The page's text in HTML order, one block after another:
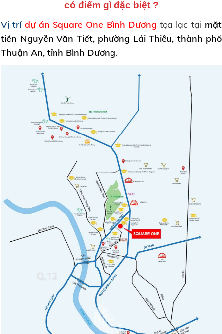
có điểm gì đặc biệt ?
Vị trí dự án Square One Bình Dương tọa lạc tại mặt
tiền Nguyễn Văn Tiết, phường Lái Thiêu, thành phố
Thuận An, tỉnh Bình Dương.